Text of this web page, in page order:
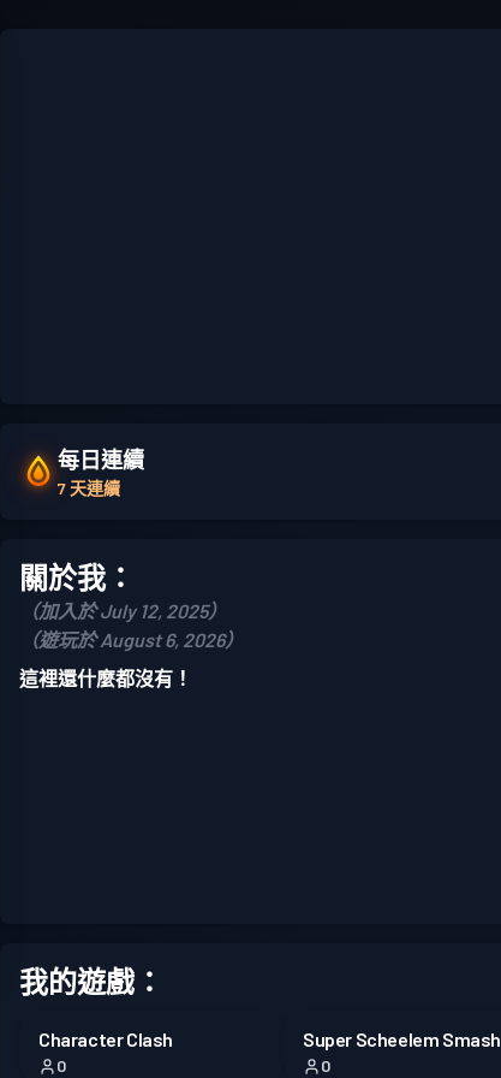
每日連續
7 天連續
關於我：
（加入於 July 12, 2025）
（遊玩於 August 6, 2026）
這裡還什麼都沒有！
我的遊戲：
Character Clash
0
Super Scheelem Smash
0